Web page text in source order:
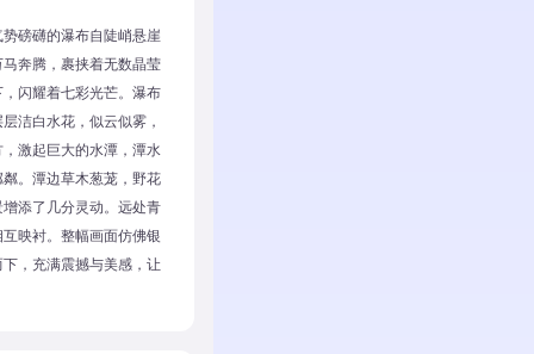
磅礴的瀑布自陡峭悬崖
奔腾，裹挟着无数晶莹
闪耀着七彩光芒。瀑布
洁白水花，似云似雾，
激起巨大的水潭，潭水
。潭边草木葱茏，野花
添了几分灵动。远处青
映衬。整幅画面仿佛银
，充满震撼与美感，让